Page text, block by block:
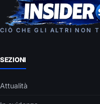
CIÒ CHE GLI ALTRI NON
SEZIONI
Attualità